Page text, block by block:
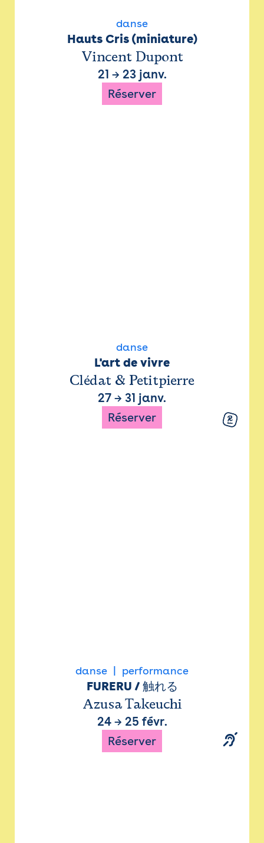
danse
Hauts Cris (miniature)
Vincent Dupont
21 → 23 janv.
Réserver
danse
L'art de vivre
Clédat & Petitpierre
27 → 31 janv.
Réserver
danse performance
FURERU / 触れる
Azusa Takeuchi
24→ 25 févr.
Réserver